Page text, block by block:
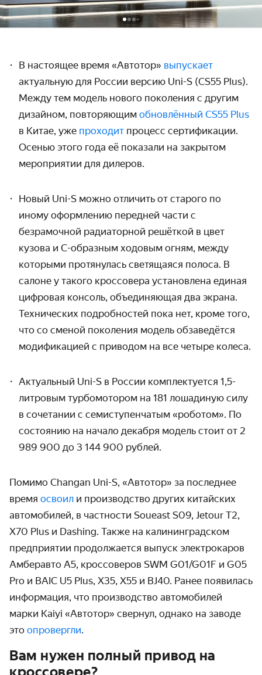
В настоящее время «Автотор» выпускает
актуальную для России версию Uni-S (CS55 Plus).
Между тем модель нового поколения с другим
дизайном, повторяющим обновлённый CS55 Plus
в Китае, уже проходит процесс сертификации.
Осенью этого года её показали на закрытом
мероприятии для дилеров.
Новый Uni-S можно отличить от старого по
иному оформлению передней части с
безрамочной радиаторной решёткой в цвет
кузова и С-образным ходовым огням, между
которыми протянулась светящаяся полоса. В
салоне у такого кроссовера установлена единая
цифровая консоль, объединяющая два экрана.
Технических подробностей пока нет, кроме того,
что со сменой поколения модель обзаведётся
модификацией с приводом на все четыре колеса.
Актуальный Uni-S в России комплектуется 1,5-
литровым турбомотором на 181 лошадиную силу
в сочетании с семиступенчатым «роботом». По
состоянию на начало декабря модель стоит от 2
989 900 до 3 144 900 рублей.
Помимо Changan Uni-S, «Автотор» за последнее
время освоил и производство других китайских
автомобилей, в частности Soueast S09, Jetour T2,
X70 Plus и Dashing. Также на калининградском
предприятии продолжается выпуск электрокаров
Амберавто А5, кроссоверов SWM G01/G01F и G05
Pro и BAIC U5 Plus, X35, X55 и BJ40. Ранее появилась
информация, что производство автомобилей
марки Kaiyi «Автотор» свернул, однако на заводе
это опровергли.
Вам нужен полный привод на